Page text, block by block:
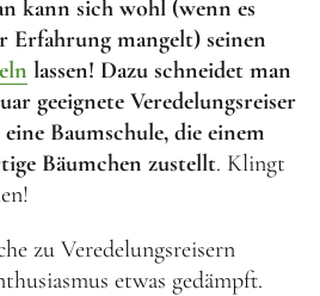
kann sich wohl (wenn es
Erfahrung mangelt) seinen
lassen! Dazu schneidet man
geeignete Veredelungsreiser
Baumschule, die einem
Bäumchen zustellt. Klingt
zu Veredelungsreisern
etwas gedämpft.